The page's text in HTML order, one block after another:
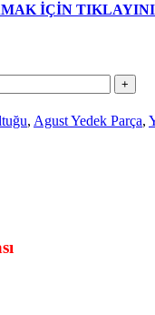
İÇİN
, Agust Yedek Parça,